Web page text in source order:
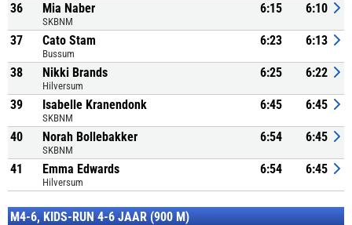
36 Mia Naber
SKBNM
6:15 6:10
37 Cato Stam
Bussum
6:23 6:13
38 Nikki Brands
Hilversum
6:25 6:22
39 Isabelle Kranendonk
SKBNM
6:45 6:45
40 Norah Bollebakker
SKBNM
6:54 6:45
41 Emma Edwards
Hilversum
6:54 6:45
M4-6, KIDS-RUN 4-6 JAAR (900 M)